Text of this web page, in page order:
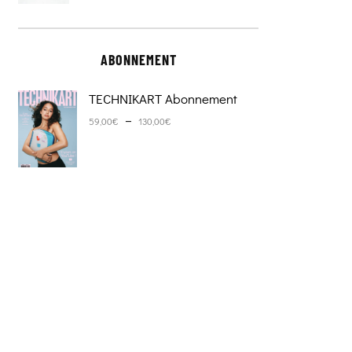
ABONNEMENT
TECHNIKART Abonnement
59,00€ – 130,00€